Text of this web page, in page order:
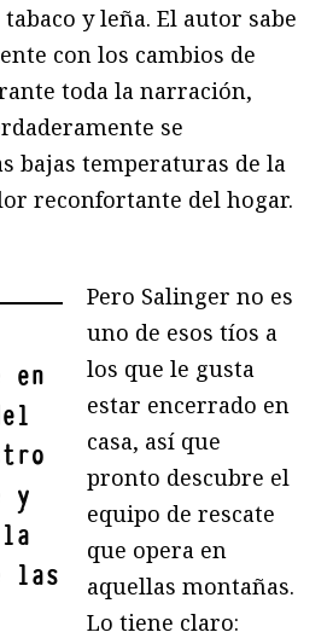
y leña. El autor sabe
con los cambios de
toda la narración,
se
bajas temperaturas de la
reconfortante del hogar.
en
y
las
Pero Salinger no es
uno de esos tíos a
los que le gusta
estar encerrado en
casa, así que
pronto descubre el
equipo de rescate
que opera en
aquellas montañas.
Lo tiene claro: